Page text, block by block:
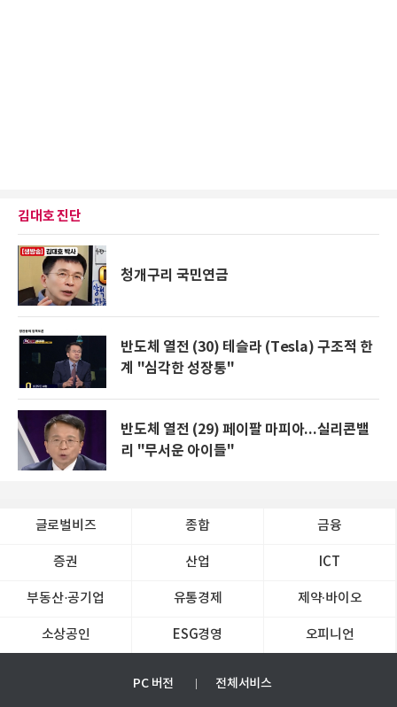
김대호 진단
청개구리 국민연금
반도체 열전 (30) 테슬라 (Tesla) 구조적 한
계 "심각한 성장통"
반도체 열전 (29) 페이팔 마피아...실리콘밸
리 "무서운 아이들"
글로벌비즈 종합 금융
증권 산업 ICT
부동산·공기업 유통경제 제약∙바이오
소상공인 ESG경영 오피니언
PC 버전 전체서비스